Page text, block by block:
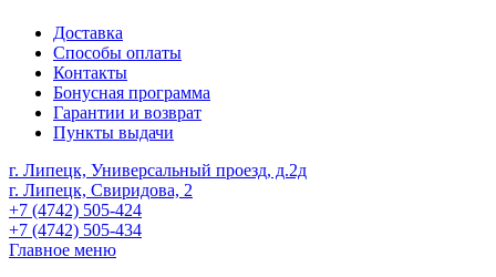
Доставка
Способы оплаты
Контакты
Бонусная программа
Гарантии и возврат
Пункты выдачи
г. Липецк, Универсальный проезд, д.2д
г. Липецк, Свиридова, 2
+7 (4742) 505-424
+7 (4742) 505-434
Главное меню